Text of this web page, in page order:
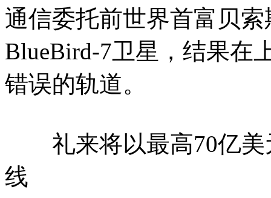
通信委托前世界首富贝
BlueBird-7卫星，结果在
错误的轨道。
礼来将以最高70亿美
线